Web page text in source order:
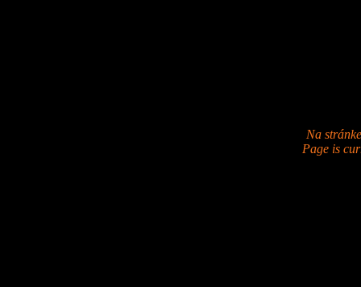
Na
Page is